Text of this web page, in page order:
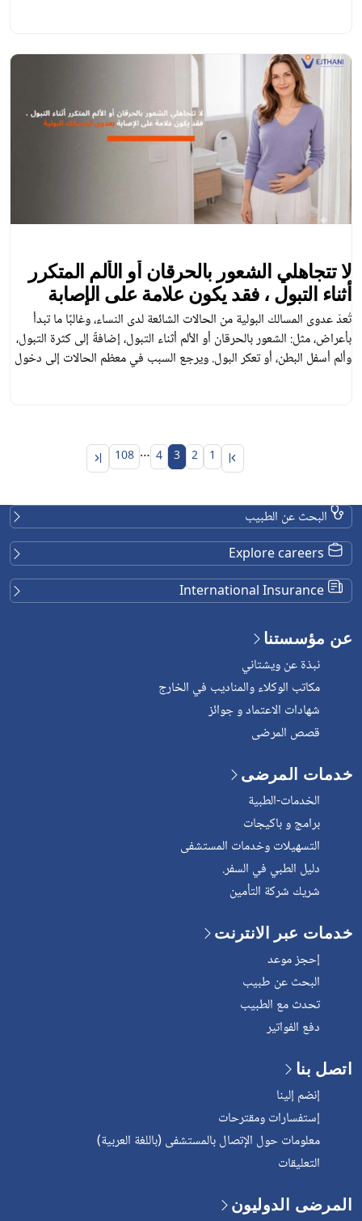
لا تتجاهلي الشعور بالحرقان أو الألم المتكرر
أثناء التبول ، فقد يكون علامة على الإصابة
بعدوى المسالك البولية
تُعدّ عدوى المسالك البولية من الحالات الشائعة لدى النساء، وغالبًا ما تبدأ
بأعراض، مثل: الشعور بالحرقان أو الألم أثناء التبول، إضافةً إلى كثرة التبول،
وألم أسفل البطن، أو تعكر البول. ويرجع السبب في معظم الحالات إلى دخول
1
2
3
4
…
108
البحث عن الطبيب
عن مؤسستنا
نبذة عن ويشتاني
مكاتب الوكلاء والمناديب في الخارج
شهادات الاعتماد و جوائز
قصص المرضى
خدمات المرضى
الخدمات-الطبية
برامج و باكيجات
التسهيلات وخدمات المستشفى
دليل الطبي في السفر.
شريك شركة التأمين
خدمات عبر الانترنت
إحجز موعد
البحث عن طبيب
تحدث مع الطبيب
دفع الفواتير
اتصل بنا
إنضم إلينا
إستفسارات ومقترحات
معلومات حول الإتصال بالمستشفى (باللغة العربية)
التعليقات
المرضى الدوليون